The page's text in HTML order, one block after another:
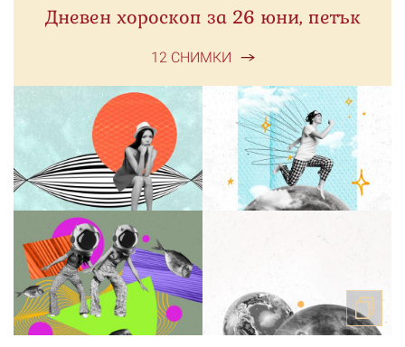
Дневен хороскоп за 26 юни, петък
12 СНИМКИ